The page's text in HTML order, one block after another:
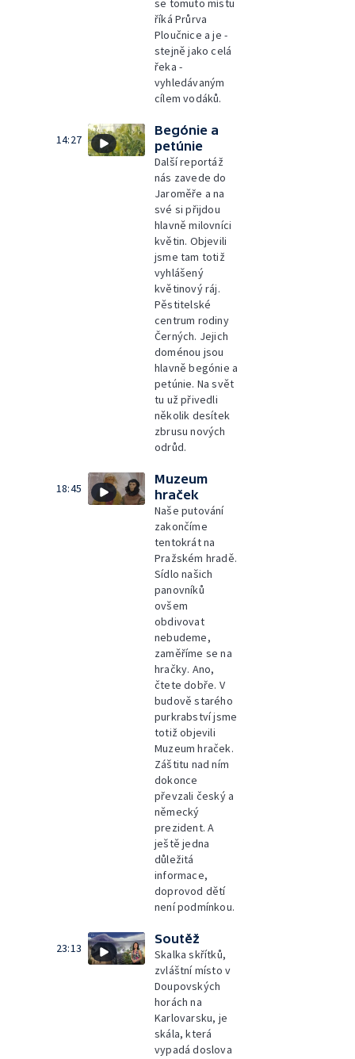
se tomuto místu
říká Průrva
Ploučnice a je -
stejně jako celá
řeka -
vyhledávaným
cílem vodáků.
14:27
Begónie a
petúnie
Další reportáž
nás zavede do
Jaroměře a na
své si přijdou
hlavně milovníci
květin. Objevili
jsme tam totiž
vyhlášený
květinový ráj.
Pěstitelské
centrum rodiny
Černých. Jejich
doménou jsou
hlavně begónie a
petúnie. Na svět
tu už přivedli
několik desítek
zbrusu nových
odrůd.
18:45
Muzeum
hraček
Naše putování
zakončíme
tentokrát na
Pražském hradě.
Sídlo našich
panovníků
ovšem
obdivovat
nebudeme,
zaměříme se na
hračky. Ano,
čtete dobře. V
budově starého
purkrabství jsme
totiž objevili
Muzeum hraček.
Záštitu nad ním
dokonce
převzali český a
německý
prezident. A
ještě jedna
důležitá
informace,
doprovod dětí
není podmínkou.
23:13
Soutěž
Skalka skřítků,
zvláštní místo v
Doupovských
horách na
Karlovarsku, je
skála, která
vypadá doslova